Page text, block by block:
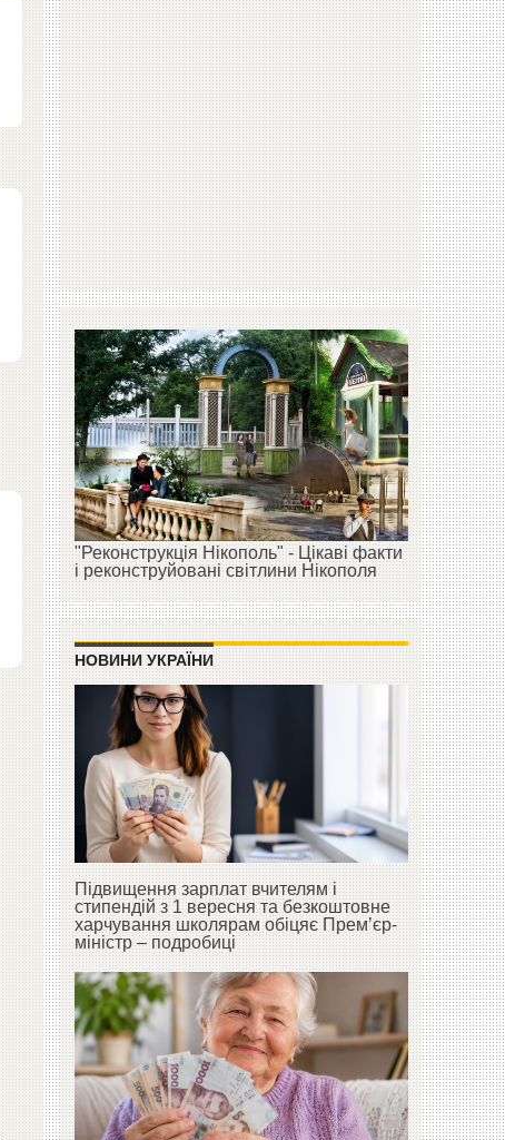
"Реконструкція Нікополь" - Цікаві факти
і реконструйовані світлини Нікополя
НОВИНИ УКРАЇНИ
Підвищення зарплат вчителям і
стипендій з 1 вересня та безкоштовне
харчування школярам обіцяє Прем’єр-
міністр – подробиці